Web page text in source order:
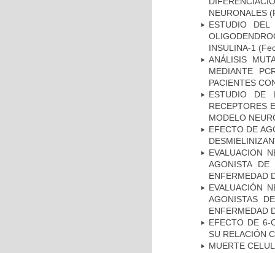
NEURONALES
ESTUDIO
INSULINA-1
ANÁLISIS
MEDIANTE
PACIENTES
ESTUDIO DE
RECEPTORES
MODELO
EFECTO DE
EVALUACION
AGONISTA
ENFERMEDAD
EVALUACIÓN
AGONISTAS
ENFERMEDAD
EFECTO DE 6-
SU RELACIÓN
MUERTE